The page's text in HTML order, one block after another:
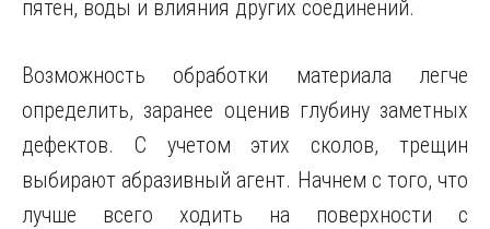
пятен, воды и влияния других соединений.
Возможность обработки материала легче
определить, заранее оценив глубину заметных
дефектов. С учетом этих сколов, трещин
выбирают абразивный агент. Начнем с того, что
лучше всего ходить на поверхности с